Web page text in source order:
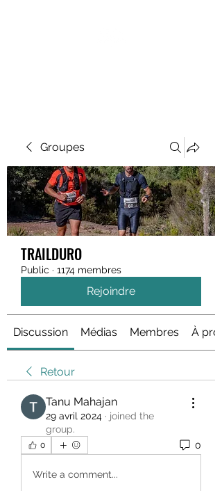
Groupes
TRAILDURO
Public · 1174 membres
Rejoindre
Discussion Médias Membres À
Retour
Tanu Mahajan
29 avril 2024 · joined the
group.
0 0
Write a comment...